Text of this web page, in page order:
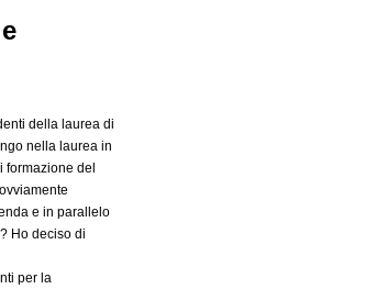
della laurea di
nella laurea in
del
e in parallelo
Ho deciso di
per la